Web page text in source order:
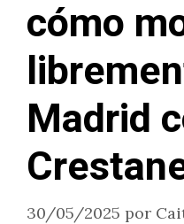
cómo
Madrid
30/05/2025 por